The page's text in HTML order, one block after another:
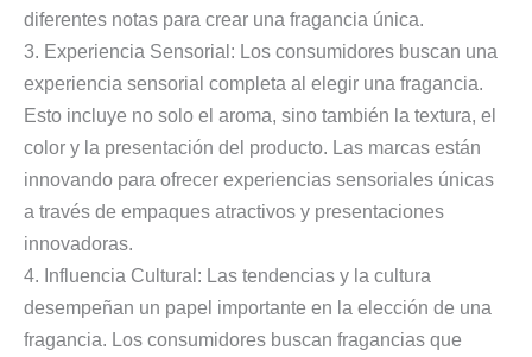
diferentes notas para crear una fragancia única.
3. Experiencia Sensorial: Los consumidores buscan una
experiencia sensorial completa al elegir una fragancia.
Esto incluye no solo el aroma, sino también la textura, el
color y la presentación del producto. Las marcas están
innovando para ofrecer experiencias sensoriales únicas
a través de empaques atractivos y presentaciones
innovadoras.
4. Influencia Cultural: Las tendencias y la cultura
desempeñan un papel importante en la elección de una
fragancia. Los consumidores buscan fragancias que